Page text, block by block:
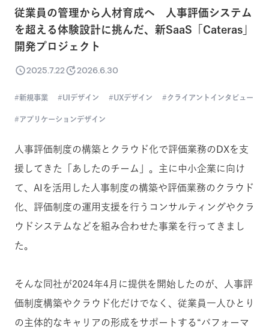
従業員の管理から人材育成へ 人事評価システム
を超える体験設計に挑んだ、新SaaS「Cateras」
開発プロジェクト
2025.7.22 2026.6.30
新規事業 UIデザイン UXデザイン クライアントインタビュー
アプリケーションデザイン
人事評価制度の構築とクラウド化で評価業務のDXを支
援してきた
「あしたのチーム」。主に中小企業に向け
て、AIを活用した人事制度の構築や評価業務のクラウド
化、評価制度の運用支援を行うコンサルティングやクラ
ウドシステムなどを組み合わせた事業を行ってきまし
た。
そんな同社が2024年4月に提供を開始したのが、
人事評
価制度構築やクラウド化だけでなく、 従業員一人ひとり
の主体的なキャリアの形成をサポートする“パフォーマ